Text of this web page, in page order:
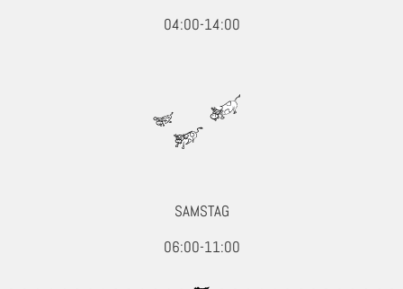
04:00-14:00
SAMSTAG
06:00-11:00